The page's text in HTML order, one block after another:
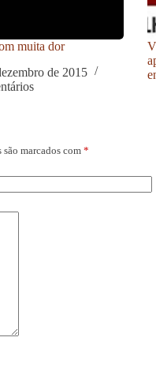
muita dor
de 2015
marcados com *